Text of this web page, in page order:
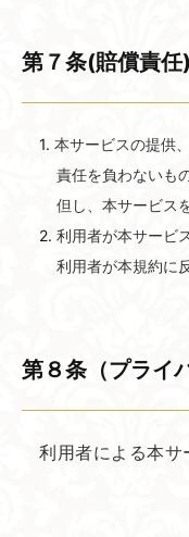
第７条(賠償責任)
本サービスの提供
責任を負わないも
但し、本サービス
利用者が本サービ
利用者が本規約に
第８条​（プライ
利用者による本サ